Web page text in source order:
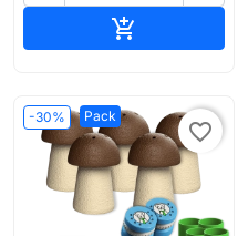

-30% Pack
favorite_border